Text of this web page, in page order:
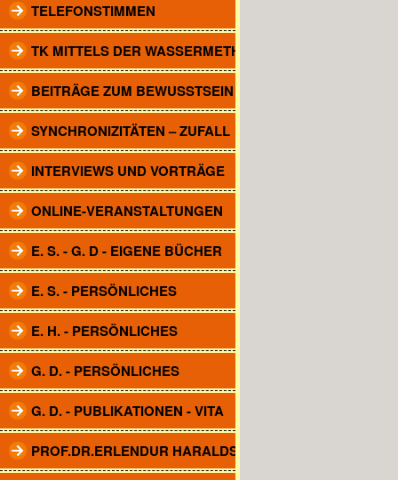
TELEFONSTIMMEN
TK MITTELS DER WASSERMETHODE
BEITRÄGE ZUM BEWUSSTSEIN
SYNCHRONIZITÄTEN – ZUFALL
INTERVIEWS UND VORTRÄGE
ONLINE-VERANSTALTUNGEN
E. S. - G. D - EIGENE BÜCHER
E. S. - PERSÖNLICHES
E. H. - PERSÖNLICHES
G. D. - PERSÖNLICHES
G. D. - PUBLIKATIONEN - VITA
PROF.DR.ERLENDUR HARALDSSON